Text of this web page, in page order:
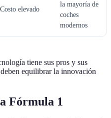
Costo elevado
la mayoría de
coches
modernos
tiene sus pros y sus
equilibrar la innovación
Fórmula 1